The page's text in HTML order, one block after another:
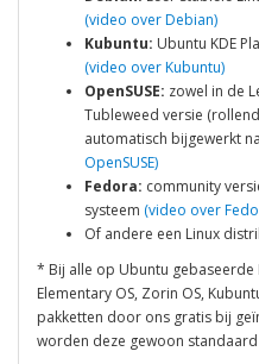
(video over Debian)
Kubuntu: Ubuntu KDE
(video over Kubuntu)
OpenSUSE: zowel in de
Tubleweed versie
automatisch bijgewerkt
OpenSUSE)
Fedora: community
systeem (video over
Of andere een Linux
* Bij alle op Ubuntu gebaseerde
Elementary OS, Zorin OS,
pakketten door ons gratis bij
worden deze gewoon